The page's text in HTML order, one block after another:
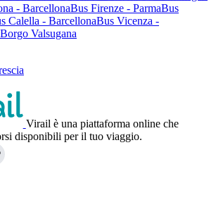
- BarcellonaBus Firenze - ParmaBus
Calella - BarcellonaBus Vicenza -
Valsugana
Virail è una piattaforma online che
disponibili per il tuo viaggio.